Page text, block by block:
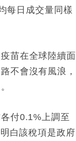
每日成交量同樣
苗在全球陸續面
不會沒有風浪，
付0.1% 上調至
白該稅項是政府